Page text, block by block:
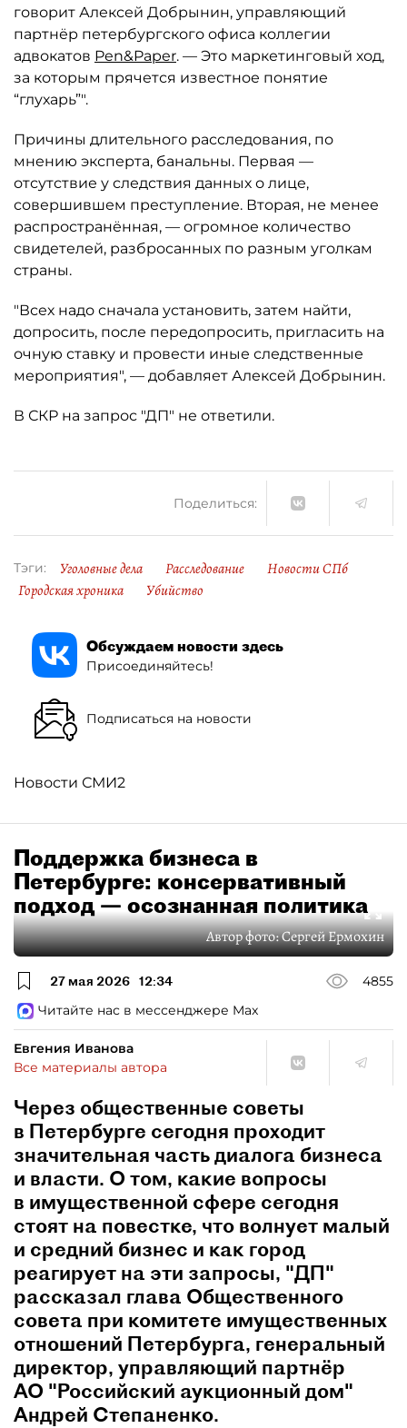
говорит Алексей Добрынин, управляющий
партнёр петербургского офиса коллегии
адвокатов Pen&Paper. — Это маркетинговый ход,
за которым прячется известное понятие
“глухарь”".
Причины длительного расследования, по
мнению эксперта, банальны. Первая —
отсутствие у следствия данных о лице,
совершившем преступление. Вторая, не менее
распространённая, — огромное количество
свидетелей, разбросанных по разным уголкам
страны.
"Всех надо сначала установить, затем найти,
допросить, после передопросить, пригласить на
очную ставку и провести иные следственные
мероприятия", — добавляет Алексей Добрынин.
В СКР на запрос "ДП" не ответили.
Поделиться:
Тэги: Уголовные дела Расследование
Новости СПб
Городская хроника
Убийство
Обсуждаем новости здесь
Присоединяйтесь!
Подписаться на новости
Новости СМИ2
Поддержка бизнеса в
Петербурге: консервативный
подход — осознанная политика
Автор фото:Сергей Ермохин
27 мая 2026 12:34
4855
Читайте нас в мессенджере Max
Евгения Иванова
Все материалы автора
Через общественные советы
в Петербурге сегодня проходит
значительная часть диалога бизнеса
и власти. О том, какие вопросы
в имущественной сфере сегодня
стоят на повестке, что волнует малый
и средний бизнес и как город
реагирует на эти запросы, "ДП"
рассказал глава Общественного
совета при комитете имущественных
отношений Петербурга, генеральный
директор, управляющий партнёр
АО "Российский аукционный дом"
Андрей Степаненко.